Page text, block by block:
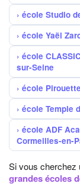
école Studio
école Yaël
école
sur-Seine
école
école Temple
école ADF
Cormeilles-en-
Si vous cherchez
grandes écoles